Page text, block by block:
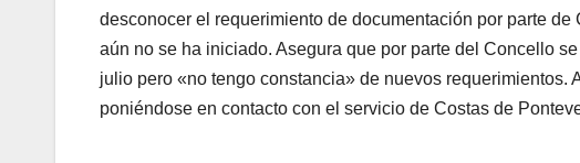
desconocer el requerimiento de documentación por parte
aún no se ha iniciado. Asegura que por parte del Concello
julio pero «no tengo constancia» de nuevos requerimientos.
poniéndose en contacto con el servicio de Costas de